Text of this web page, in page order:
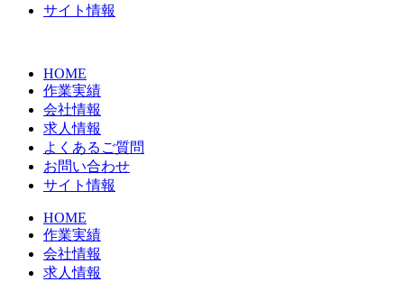
サイト情報
HOME
作業実績
会社情報
求人情報
よくあるご質問
お問い合わせ
サイト情報
HOME
作業実績
会社情報
求人情報